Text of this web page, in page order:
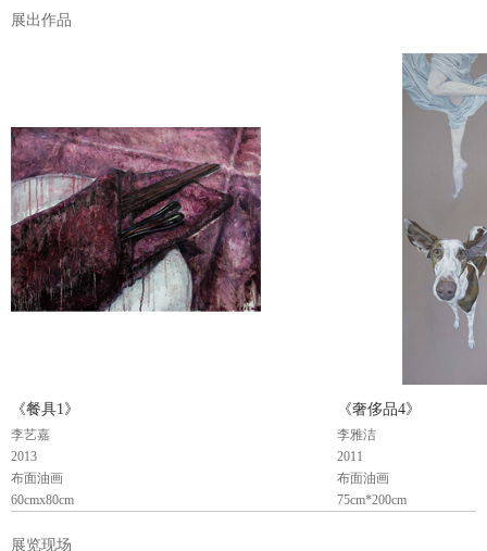
中心
参展艺术家：
白苓飞、陈淑霞、陈子、 陈敬忠、陈
鱼、崔迪、程漫漫、高茜、古丽斯
坦、韩淑英、黄欢、黄引、黄朔菲、
靳卫红、纪晓峰、贾秋玉、康蕾、蒯
连会、兰子、刘庆和、刘虹、刘梅
子、刘玉洁、柳佳丽、李戈晔、李艺
嘉、李婷婷、李雅洁、李瑶瑶、马漓
澧、倪蓓蓓、沈沁、商亮、陶磊、田
娜、张晓鹏、詹洋、郑冬梅、朱进、
祝铮鸣 (按姓氏首字母排序)。
国际特邀艺术家：
乔斯琳（Jocelyne Alloucherie，加拿
大）
展出作品
《餐具1》
李艺嘉
2013
布面油画
60cmx80cm
《奢侈品4》
李雅洁
2011
布面油画
75cm*200cm
展览现场